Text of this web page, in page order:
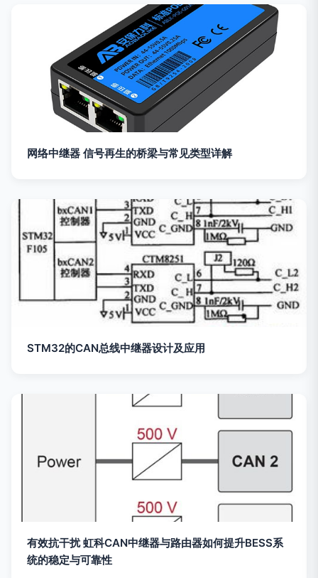
网络中继器 信号再生的桥梁与常见类型详解
STM32的CAN总线中继器设计及应用
有效抗干扰 虹科CAN中继器与路由器如何提升BESS系
统的稳定与可靠性